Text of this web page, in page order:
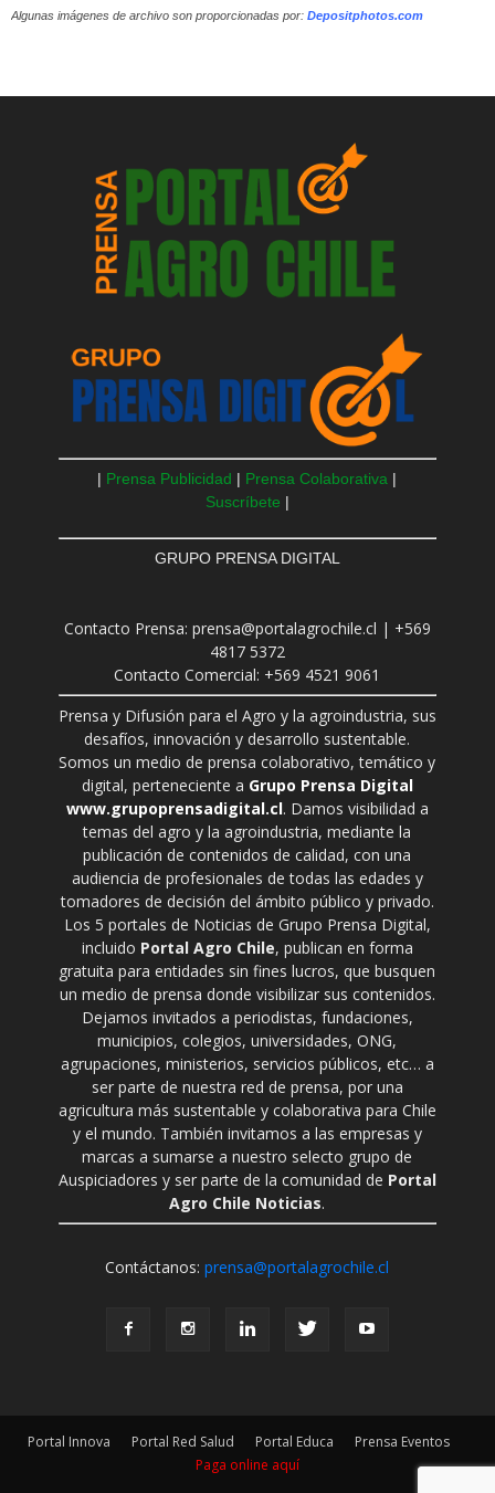
Algunas imágenes de archivo son proporcionadas por: Depositphotos.com
| Prensa Publicidad | Prensa Colaborativa |
Suscríbete |
GRUPO PRENSA DIGITAL
Contacto Prensa: prensa@portalagrochile.cl | +569
4817 5372
Contacto Comercial: +569 4521 9061
Prensa y Difusión para el Agro y la agroindustria, sus
desafíos, innovación y desarrollo sustentable.
Somos un medio de prensa colaborativo, temático y
digital, perteneciente a Grupo Prensa Digital
www.grupoprensadigital.cl. Damos visibilidad a
temas del agro y la agroindustria, mediante la
publicación de contenidos de calidad, con una
audiencia de profesionales de todas las edades y
tomadores de decisión del ámbito público y privado.
Los 5 portales de Noticias de Grupo Prensa Digital,
incluido Portal Agro Chile, publican en forma
gratuita para entidades sin fines lucros, que busquen
un medio de prensa donde visibilizar sus contenidos.
Dejamos invitados a periodistas, fundaciones,
municipios, colegios, universidades, ONG,
agrupaciones, ministerios, servicios públicos, etc… a
ser parte de nuestra red de prensa, por una
agricultura más sustentable y colaborativa para Chile
y el mundo. También invitamos a las empresas y
marcas a sumarse a nuestro selecto grupo de
Auspiciadores y ser parte de la comunidad de Portal
Agro Chile Noticias.
Contáctanos:prensa@portalagrochile.cl
Portal Innova Portal Red Salud Portal Educa
Prensa Eventos
Paga online aquí